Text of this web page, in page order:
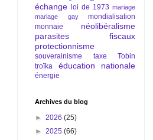
échange
loi de 1973 mariage
mariage gay
mondialisation
monnaie
néolibéralisme
parasites fiscaux
protectionnisme
souverainisme
taxe Tobin
troïka
éducation nationale
énergie
Archives du blog
► 2026 (25)
► 2025 (66)